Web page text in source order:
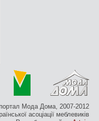
Мода Дома, 2007-2012
асоціації меблевиків